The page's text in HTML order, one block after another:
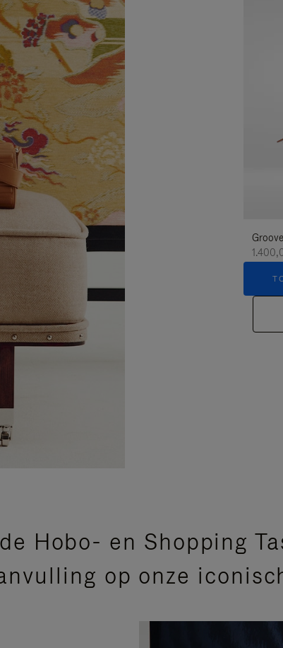
Hobo- en Shopping
op onze